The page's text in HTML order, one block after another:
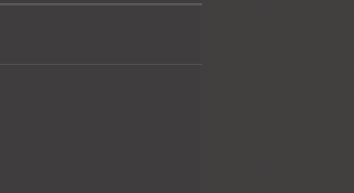
e Master
di Prove Multiple su